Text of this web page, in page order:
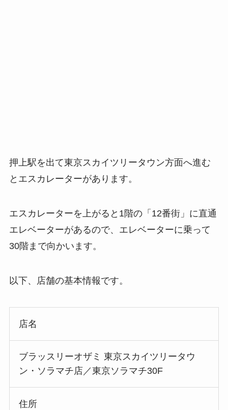
押上駅を出て東京スカイツリータウン方面へ進む
とエスカレーターがあります。
エスカレーターを上がると1階の「12番街」に直通
エレベーターがあるので、エレベーターに乗って
30階まで向かいます。
以下、店舗の基本情報です。
店名
ブラッスリーオザミ 東京スカイツリータウ
ン・ソラマチ店／東京ソラマチ30F
住所